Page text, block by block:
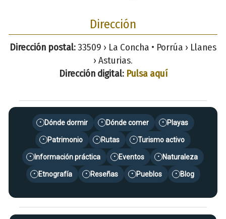
Dirección
Dirección postal:33509 › La Concha • Porrúa › Llanes
› Asturias.
Dirección digital: Pulsa aquí
• Dónde dormir • Dónde comer • Playas
• Patrimonio • Rutas • Turismo activo
• Información práctica • Eventos • Naturaleza
• Etnografía • Reseñas • Pueblos • Blog